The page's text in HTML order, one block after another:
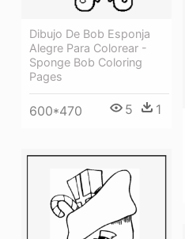
Dibujo De Bob Esponja
Alegre Para Colorear -
Sponge Bob Coloring
Pages
600*470 5 1